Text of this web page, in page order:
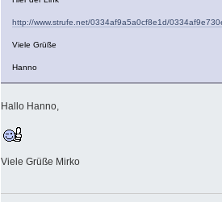
http://www.strufe.net/0334af9a5a0cf8e1d/
Viele Grüße
Hanno
Hallo Hanno,
Viele Grüße Mirko